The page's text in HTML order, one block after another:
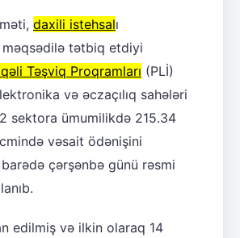
daxili istehsalı
tətbiq etdiyi
Təşviq Proqramları (PLİ)
və əczaçılıq sahələri
sektora ümumilikdə 215.34
vəsait ödənişini
çərşənbə günü rəsmi
edilmiş və ilkin olaraq 14